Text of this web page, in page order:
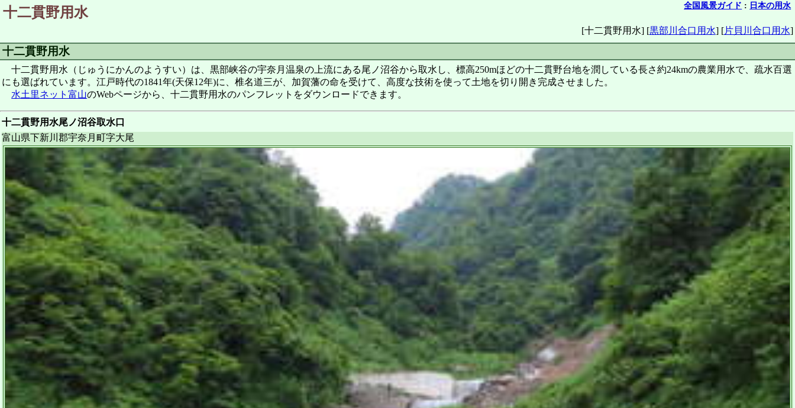
全国風景ガイド : 日本の用水
十二貫野用水
[十二貫野用水] [黒部川合口用水] [片貝川合口用水]
十二貫野用水
十二貫野用水（じゅうにかんのようすい）は、黒部峡谷の宇奈月温泉の上流にある尾ノ沼谷から取水し、標高250mほどの十二貫野台地を潤している長さ約24kmの農業用水で、疏水百選
にも選ばれています。江戸時代の1841年(天保12年)に、椎名道三が、加賀藩の命を受けて、高度な技術を使って土地を切り開き完成させました。
水土里ネット富山のWebページから、十二貫野用水のパンフレットをダウンロードできます。
十二貫野用水尾ノ沼谷取水口
富山県下新川郡宇奈月町字大尾